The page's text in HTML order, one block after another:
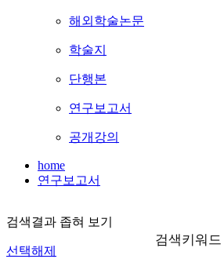
해외학술논문
학술지
단행본
연구보고서
공개강의
home
연구보고서
검색결과 좁혀 보기
선택해제
검색키워드